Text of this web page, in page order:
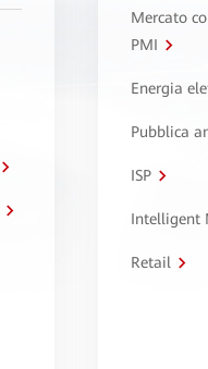
Mercato
PMI
Energia
Pubblica
ISP
Intelligent
Retail